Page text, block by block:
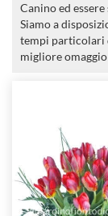
Canino ed
Siamo a
tempi particolari
migliore